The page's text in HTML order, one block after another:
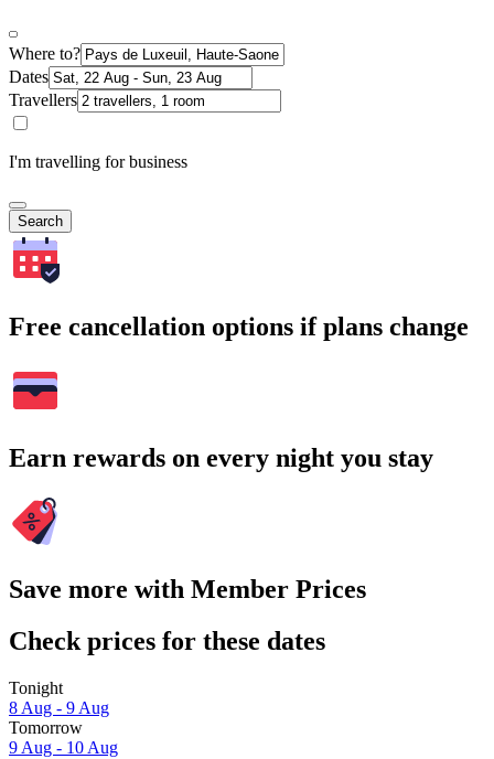
Where to?
Dates
Travellers
I'm travelling for business
Search
Free cancellation options if plans change
Earn rewards on every night you stay
Save more with Member Prices
Check prices for these dates
Tonight
8 Aug - 9 Aug
Tomorrow
9 Aug - 10 Aug